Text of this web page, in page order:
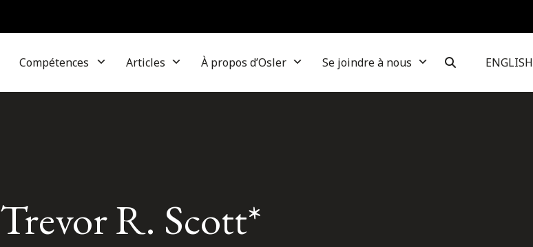
Compétences Articles À propos d’Osler Se joindre à nous ENGLISH
Trevor R. Scott*